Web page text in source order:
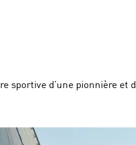
sportive d’une pionnière et